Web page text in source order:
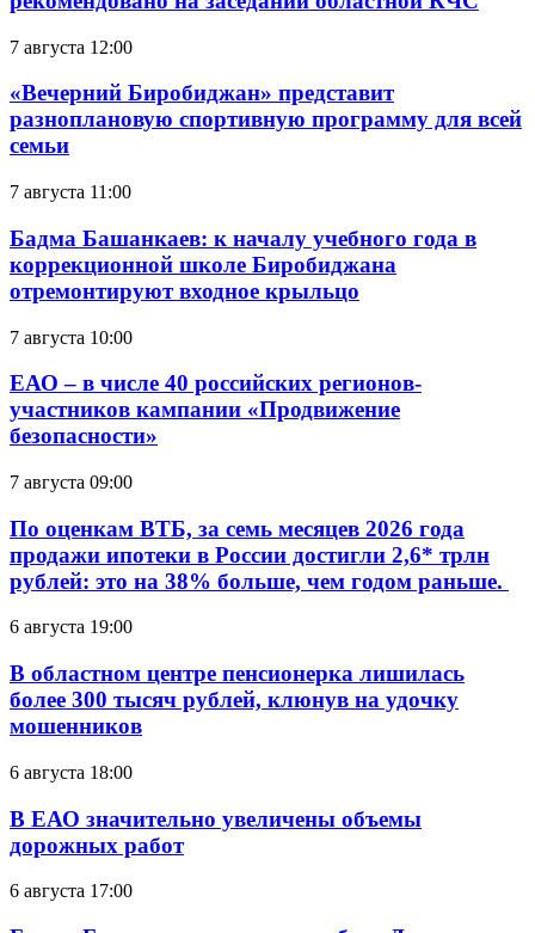
7 августа 12:00
«Вечерний Биробиджан» представит
разноплановую спортивную программу для всей
семьи
7 августа 11:00
Бадма Башанкаев: к началу учебного года в
коррекционной школе Биробиджана
отремонтируют входное крыльцо
7 августа 10:00
ЕАО – в числе 40 российских регионов-
участников кампании «Продвижение
безопасности»
7 августа 09:00
По оценкам ВТБ, за семь месяцев 2026 года
продажи ипотеки в России достигли 2,6* трлн
рублей: это на 38% больше, чем годом раньше.
6 августа 19:00
В областном центре пенсионерка лишилась
более 300 тысяч рублей, клюнув на удочку
мошенников
6 августа 18:00
В ЕАО значительно увеличены объемы
дорожных работ
6 августа 17:00